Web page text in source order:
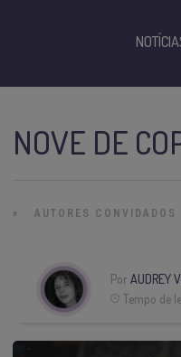
NOVE DE
» AUTORES CONVIDADOS
PorAUDREY
Tempo de